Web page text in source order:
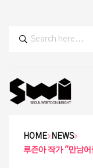
HOME
NEWS
루즌아 작가 "만남